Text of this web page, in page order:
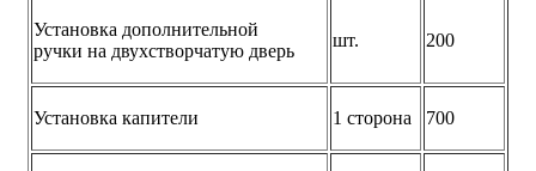
Установка дополнительной
ручки на двухстворчатую дверь
шт. 200
Установка капители 1 сторона 700